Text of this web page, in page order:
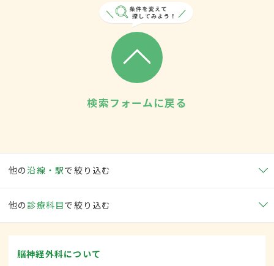
検索フォームに戻る
他の沿線・駅で絞り込む
他の 診療科目で絞り込む
脳神経外科について